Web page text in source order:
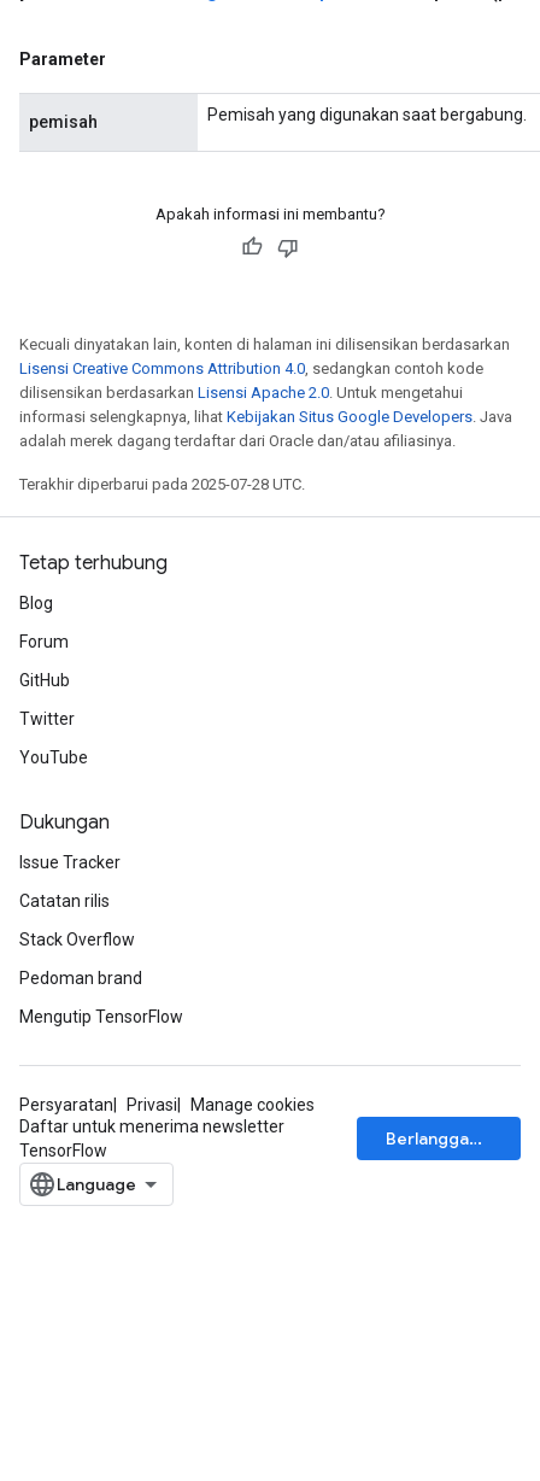
Parameter
pemisah Pemisah yang digunakan saat bergabung.
Apakah informasi ini membantu?
Kecuali dinyatakan lain, konten di halaman ini dilisensikan berdasarkan
Lisensi Creative Commons Attribution 4.0, sedangkan contoh kode
dilisensikan berdasarkan Lisensi Apache 2.0. Untuk mengetahui
informasi selengkapnya, lihat Kebijakan Situs Google Developers. Java
adalah merek dagang terdaftar dari Oracle dan/atau afiliasinya.
Terakhir diperbarui pada 2025-07-28 UTC.
Tetap terhubung
Blog
Forum
GitHub
Twitter
YouTube
Dukungan
Issue Tracker
Catatan rilis
Stack Overflow
Pedoman brand
Mengutip TensorFlow
Persyaratan Privasi
Manage cookies
Daftar untuk menerima newsletter
TensorFlow
Berlangganan